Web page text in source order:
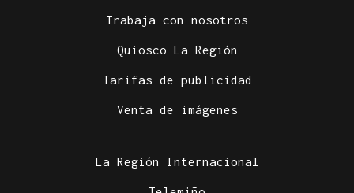
Trabaja con nosotros
Quiosco La Región
Tarifas de publicidad
Venta de imágenes
La Región Internacional